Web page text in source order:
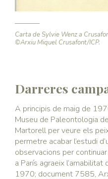
Carta de Sylvie Wenz a
©Arxiu Miquel Crusafont/ICP.
Darreres
A principis de maig de
Museu de Paleontologia
Martorell per veure els
permetre acabar l’estudi
observacions per
a París agraeix
1970; document 7585,